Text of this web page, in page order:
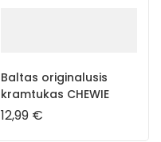
Baltas originalusis
kramtukas CHEWIE
12,99 €